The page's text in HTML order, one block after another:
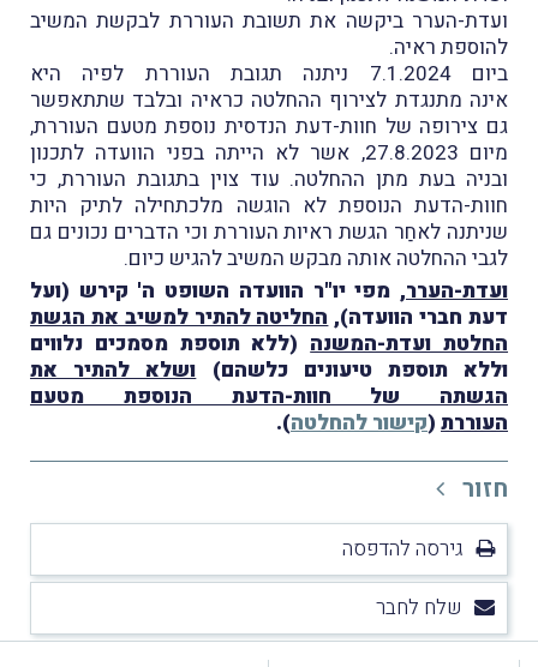
ועדת-הערר ביקשה את תשובת העוררת לבקשת המשיב
להוספת ראיה.
ביום 7.1.2024 ניתנה תגובת העוררת לפיה היא
אינה מתנגדת לצירוף ההחלטה כראיה ובלבד שתתאפשר
גם צירופה של חוות-דעת הנדסית נוספת מטעם העוררת,
מיום 27.8.2023, אשר לא הייתה בפני הוועדה לתכנון
ובניה בעת מתן ההחלטה. עוד צוין בתגובת העוררת, כי
חוות-הדעת הנוספת לא הוגשה מלכתחילה לתיק היות
שניתנה לאחַר הגשת ראיות העוררת וכי הדברים נכונים גם
לגבי ההחלטה אותה מבקש המשיב להגיש כיום.
ועדת-הערר, מפי יו"ר הוועדה השופט ה' קירש (ועל
דעת חברי הוועדה), החליטה להתיר למשיב את הגשת
החלטת ועדת-המשנה (ללא תוספת מסמכים נלווים
וללא תוספת טיעונים כלשהם) ושלא להתיר את
הגשתה של חוות-הדעת הנוספת מטעם
העוררת (קישור להחלטה).
חזור
גירסה להדפסה
שלח לחבר